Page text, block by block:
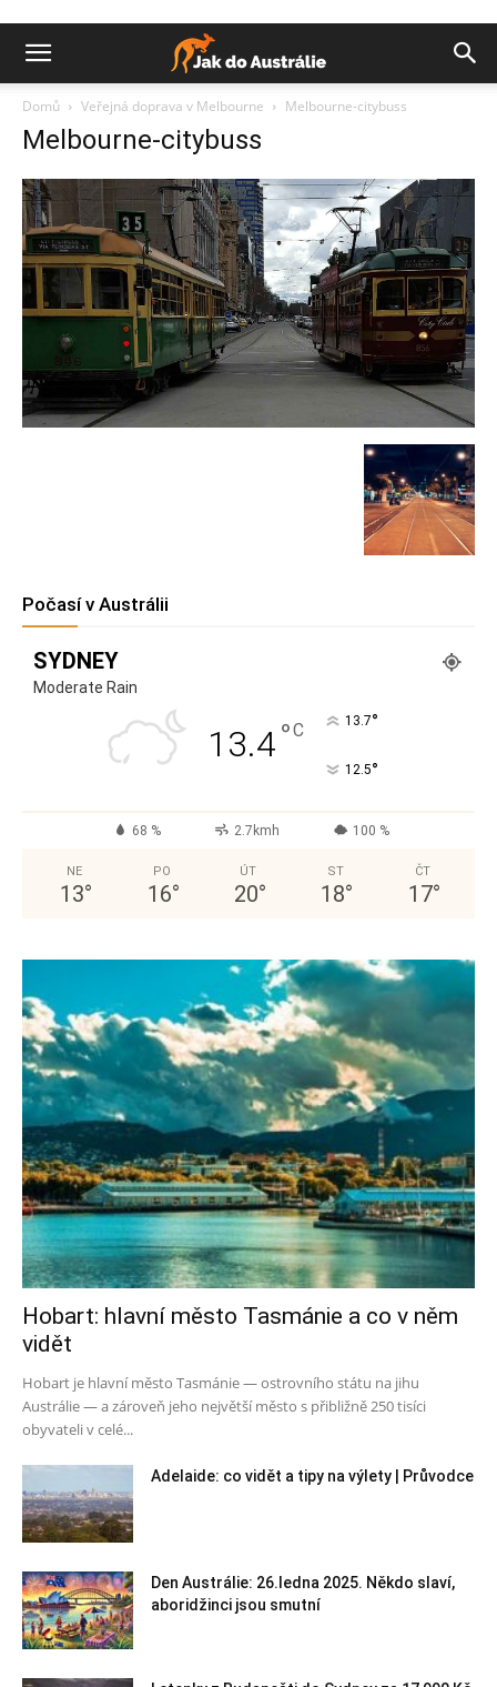
Domů Veřejná doprava v Melbourne Melbourne-citybuss
Melbourne-citybuss
Počasí v Austrálii
SYDNEY
Moderate Rain
13.4°C 13.7°
12.5°
68 % 2.7kmh 100 %
NE
13°
PO
16°
ÚT
20°
ST
18°
ČT
17°
Hobart: hlavní město Tasmánie a co v něm
vidět
Hobart je hlavní město Tasmánie — ostrovního státu na jihu
Austrálie — a zároveň jeho největší město s přibližně 250 tisíci
obyvateli v celé...
Adelaide: co vidět a tipy na výlety | Průvodce
Den Austrálie: 26.ledna 2025. Někdo slaví,
aboridžinci jsou smutní